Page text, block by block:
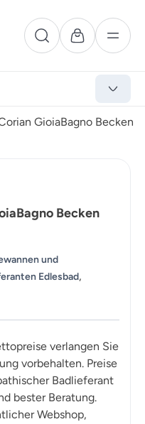
GioiaBagno Becken
Becken
und
Edlesbad,
verlangen Sie
vorbehalten. Preise
Badlieferant
bester Beratung.
Webshop,